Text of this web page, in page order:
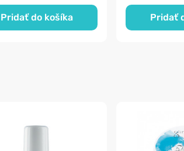
Pridať do košíka Pridať